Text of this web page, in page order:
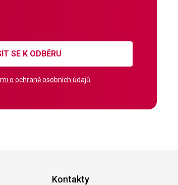
SE K ODBĚRU
o ochraně osobních údajů.
Kontakty